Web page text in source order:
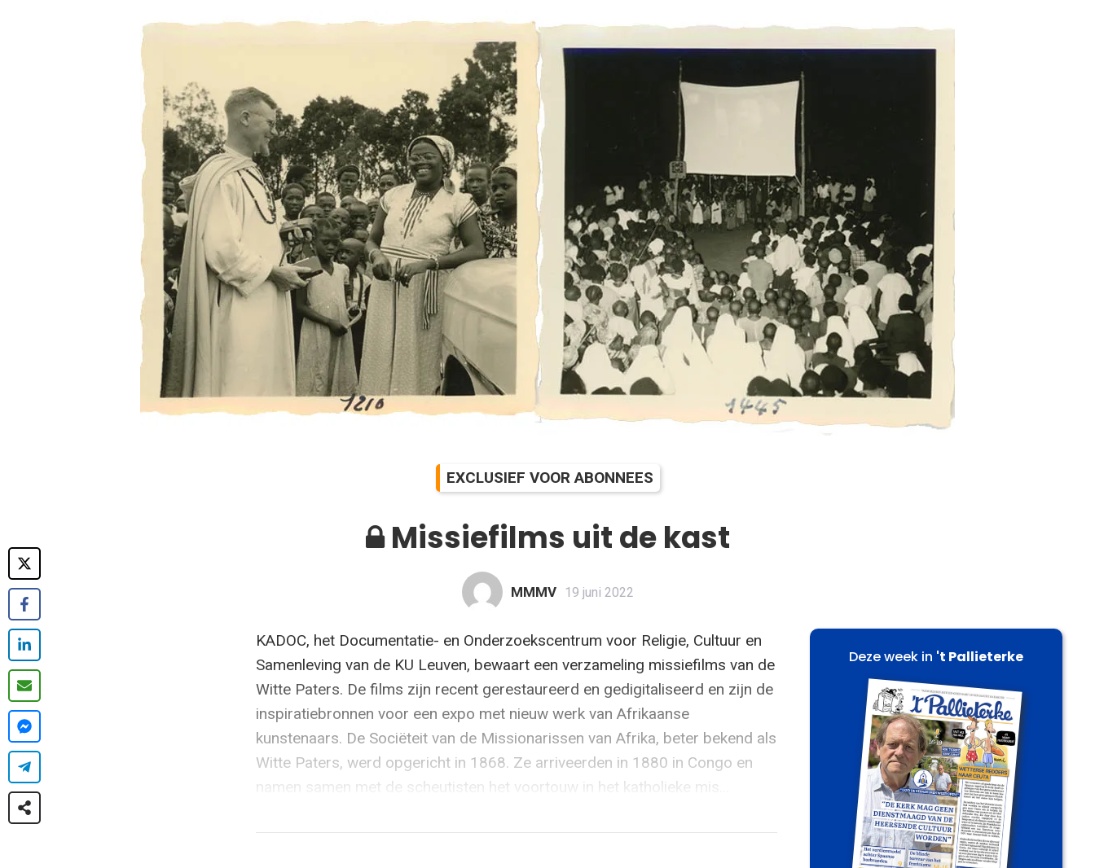
EXCLUSIEF VOOR ABONNEES
Missiefilms uit de kast
MMMV 19 juni 2022
KADOC, het Documentatie- en Onderzoekscentrum voor Religie, Cultuur en
Samenleving van de KU Leuven, bewaart een verzameling missiefilms van de
Witte Paters. De films zijn recent gerestaureerd en gedigitaliseerd en zijn de
inspiratiebronnen voor een expo met nieuw werk van Afrikaanse
kunstenaars. De Sociëteit van de Missionarissen van Afrika, beter bekend als
Witte Paters, werd opgericht in 1868. Ze arriveerden in 1880 in Congo en
namen samen met de scheutisten het voortouw in het katholieke mis...
Deze week in 't Pallieterke